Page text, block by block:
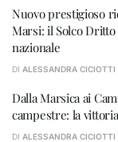
Nuovo prestigioso
Marsi: il Solco
nazionale
DI ALESSANDRA CICIOTTI
Dalla Marsica ai
campestre: la
DI ALESSANDRA CICIOTTI